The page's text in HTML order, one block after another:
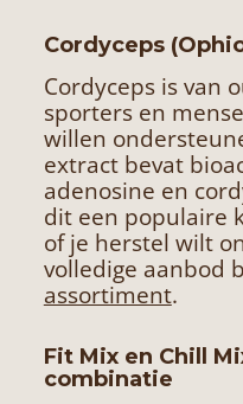
Cordyceps
Cordyceps is van
sporters en
willen
extract bevat
adenosine en
dit een populaire
of je herstel wilt
volledige aanbod
assortiment.
Fit Mix en Chill
combinatie